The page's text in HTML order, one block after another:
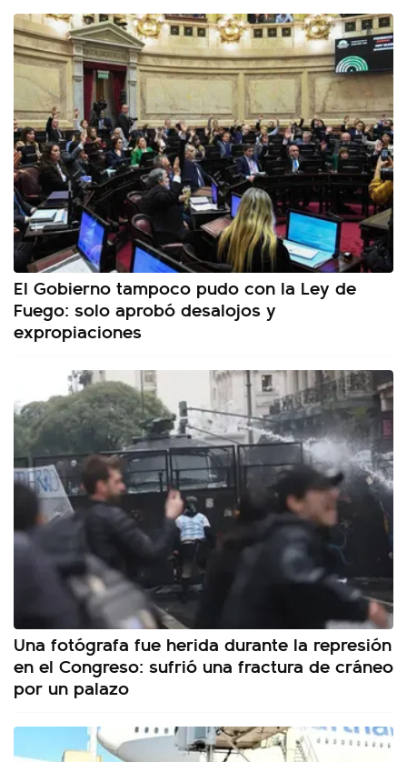
El Gobierno tampoco pudo con la Ley de
Fuego: solo aprobó desalojos y
expropiaciones
Una fotógrafa fue herida durante la represión
en el Congreso: sufrió una fractura de cráneo
por un palazo